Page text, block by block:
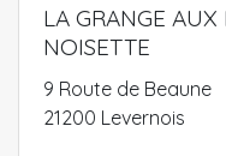
LA GRANGE AUX
NOISETTE
9 Route de Beaune
21200 Levernois